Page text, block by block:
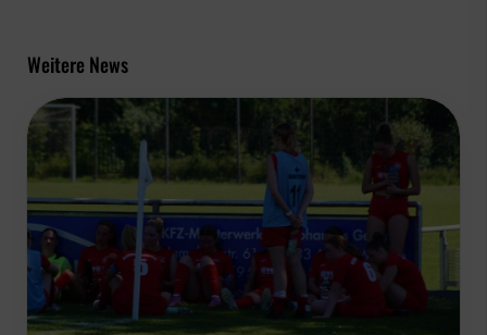
Weitere News